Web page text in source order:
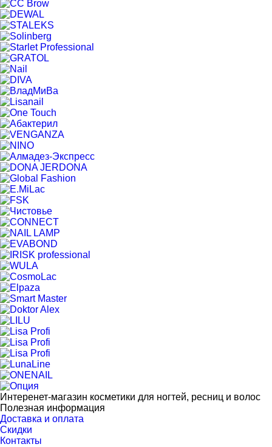
Интеренет-магазин косметики для ногтей, ресниц и волос
Полезная информация
Доставка и оплата
Скидки
Контакты